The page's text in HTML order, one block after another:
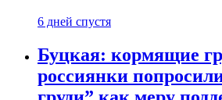
6 дней спустя
Буцкая: кормящие
россиянки